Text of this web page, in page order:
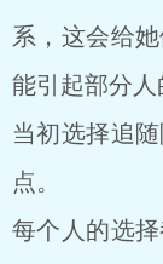
系，这会给
能引起部分人
当初选择追
点。
每个人的选